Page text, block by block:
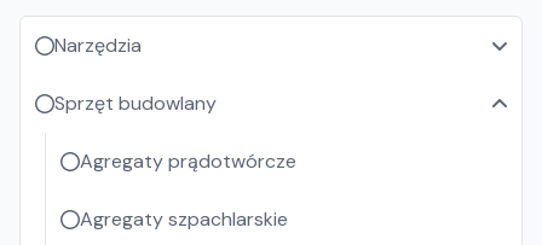
Narzędzia
Sprzęt budowlany
Agregaty prądotwórcze
Agregaty szpachlarskie